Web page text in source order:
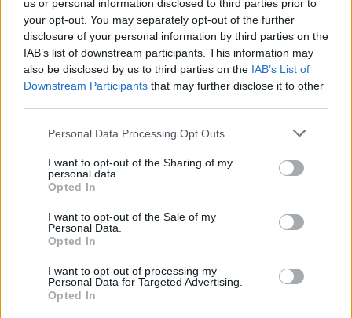
us or personal information disclosed to third parties prior to
your opt-out. You may separately opt-out of the further
disclosure of your personal information by third parties on the
IAB’s list of downstream participants. This information may
also be disclosed by us to third parties on the IAB’s List of
Downstream Participants that may further disclose it to other
Personal Data Processing Opt Outs
I want to opt-out of the Sharing of my
personal data.
Opted In
I want to opt-out of the Sale of my
Personal Data.
Opted In
I want to opt-out of processing my
Personal Data for Targeted Advertising.
Opted In